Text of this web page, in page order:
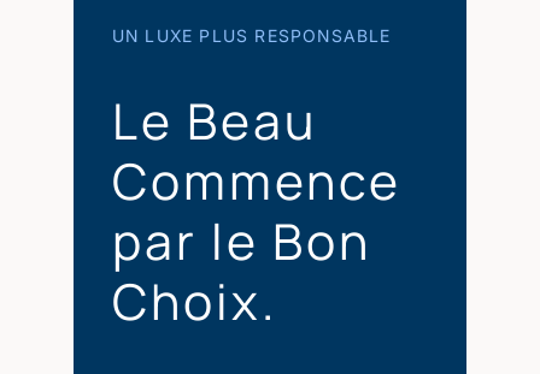
UN LUXE PLUS RESPONSABLE
Le Beau
Commence
par le Bon
Choix.